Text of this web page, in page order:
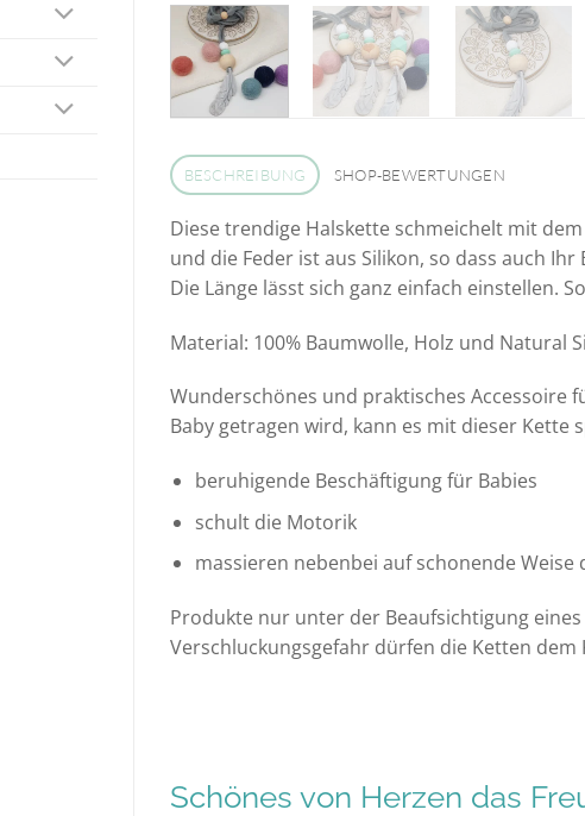
BESCHREIBUNG SHOP-BEWERTUNGEN
Diese trendige Halskette schmeichelt mit
und die Feder ist aus Silikon, so dass auch Ihr
Die Länge lässt sich ganz einfach einstellen.
Material: 100% Baumwolle, Holz und Natural
Wunderschönes und praktisches Accessoire
Baby getragen wird, kann es mit dieser Kette
beruhigende Beschäftigung für Babies
schult die Motorik
massieren nebenbei auf schonende Weise
Produkte nur unter der Beaufsichtigung
Verschluckungsgefahr dürfen die Ketten
Schönes von Herzen das